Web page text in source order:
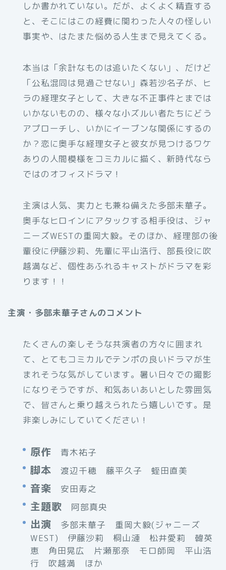
しか書かれていない。だが、よくよく精査する
と、そこにはこの経費に関わった人々の怪しい
事実や、はたまた悩める人生まで見えてくる。
本当は「余計なものは追いたくない」、だけど
「公私混同は見過ごせない」森若沙名子が、ヒ
ラの経理女子として、大きな不正事件とまでは
いかないものの、様々な小ズルい者たちにどう
アプローチし、いかにイーブンな関係にするの
か？恋に奥手な経理女子と彼女が見つけるワケ
ありの人間模様をコミカルに描く、新時代なら
ではのオフィスドラマ！
主演は人気、実力とも兼ね備えた多部未華子。
奥手なヒロインにアタックする相手役は、ジャ
ニーズWESTの重岡大毅。そのほか、経理部の後
輩役に伊藤沙莉、先輩に平山浩行、部長役に吹
越満など、個性あふれるキャストがドラマを彩
ります！！
主演・多部未華子さんのコメント
たくさんの楽しそうな共演者の方々に囲まれ
て、とてもコミカルでテンポの良いドラマが生
まれそうな気がしています。暑い日々での撮影
になりそうですが、和気あいあいとした雰囲気
で、皆さんと乗り越えられたら嬉しいです。是
非楽しみにしていてください！
原作 青木祐子
脚本 渡辺千穂 藤平久子 蛭田直美
音楽 安田寿之
主題歌 阿部真央
出演 多部未華子 重岡大毅(ジャニーズ
WEST) 伊藤沙莉 桐山漣 松井愛莉 韓英
恵 角田晃広 片瀬那奈 モロ師岡 平山浩
行 吹越満 ほか